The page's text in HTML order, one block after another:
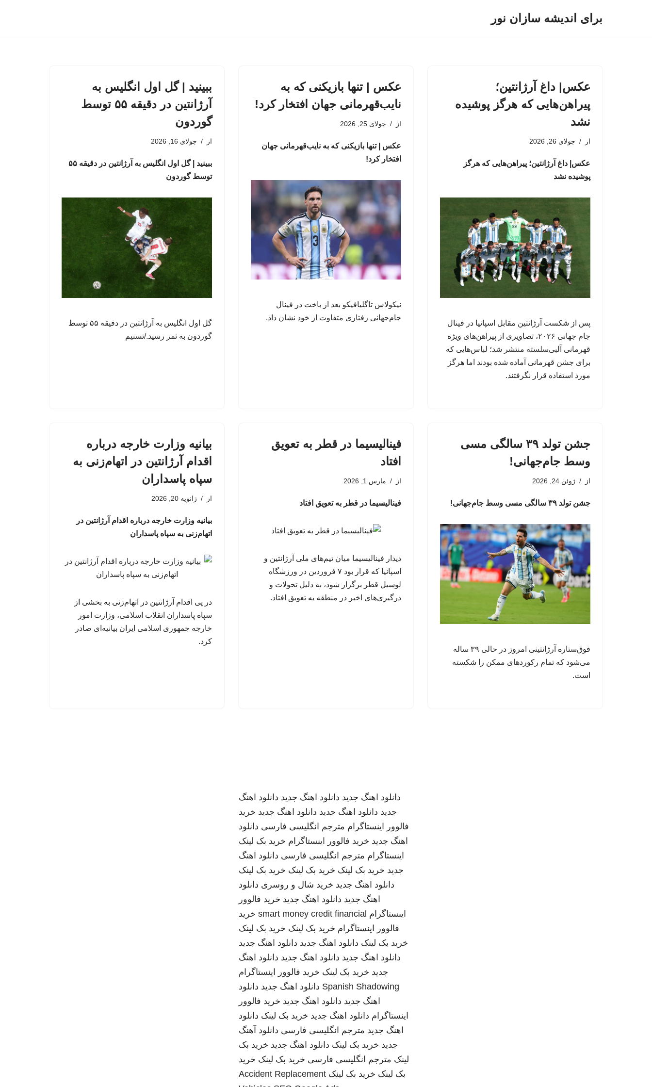
برای اندیشه سازان نور
عکس| داغ آرژانتین؛
پیراهن‌هایی که هرگز پوشیده
نشد
از جولای 26, 2026
عکس| داغ آرژانتین؛ پیراهن‌هایی که هرگز
پوشیده نشد
پس از شکست آرژانتین مقابل اسپانیا در فینال
جام جهانی ۲۰۲۶، تصاویری از پیراهن‌های ویژه
قهرمانی آلبی‌سلسته منتشر شد؛ لباس‌هایی که
برای جشن قهرمانی آماده شده بودند اما هرگز
مورد استفاده قرار نگرفتند.
عکس | تنها بازیکنی که به
نایب‌قهرمانی جهان افتخار کرد!
از جولای 25, 2026
عکس | تنها بازیکنی که به نایب‌قهرمانی جهان
افتخار کرد!
نیکولاس تاگلیافیکو بعد از باخت در فینال
جام‌جهانی رفتاری متفاوت از خود نشان داد.
ببینید | گل اول انگلیس به
آرژانتین در دقیقه ۵۵ توسط
گوردون
از جولای 16, 2026
ببینید | گل اول انگلیس به آرژانتین در دقیقه ۵۵
توسط گوردون
گل اول انگلیس به آرژانتین در دقیقه ۵۵ توسط
گوردون به ثمر رسید./تسنیم
جشن تولد ۳۹ سالگی مسی
وسط جام‌جهانی!
از ژوئن 24, 2026
جشن تولد ۳۹ سالگی مسی وسط جام‌جهانی!
فوق‌ستاره آرژانتینی امروز در حالی ۳۹ ساله
می‌شود که تمام رکوردهای ممکن را شکسته
است.
فینالیسیما در قطر به تعویق
افتاد
از مارس 1, 2026
فینالیسیما در قطر به تعویق افتاد
دیدار فینالیسیما میان تیم‌های ملی آرژانتین و
اسپانیا که قرار بود ۷ فروردین در ورزشگاه
لوسیل قطر برگزار شود، به دلیل تحولات و
درگیری‌های اخیر در منطقه به تعویق افتاد.
بیانیه وزارت خارجه درباره
اقدام آرژانتین در اتهام‌زنی به
سپاه پاسداران
از ژانویه 20, 2026
بیانیه وزارت خارجه درباره اقدام آرژانتین در
اتهام‌زنی به سپاه پاسداران
در پی اقدام آرژانتین در اتهام‌زنی به بخشی از
سپاه پاسداران انقلاب اسلامی، وزارت امور
خارجه جمهوری اسلامی ایران بیانیه‌ای صادر
کرد.
دانلود اهنگ جدید دانلود اهنگ جدید دانلود اهنگ
جدید دانلود اهنگ جدید دانلود اهنگ جدید خرید
فالوور اینستاگرام مترجم انگلیسی فارسی دانلود
اهنگ جدید خرید فالوور اینستاگرام خرید بک لینک
اینستاگرام مترجم انگلیسی فارسی دانلود اهنگ
جدید خرید بک لینک خرید بک لینک خرید بک لینک
دانلود اهنگ جدید خرید شال و روسری دانلود
اهنگ جدید دانلود اهنگ جدید خرید فالوور
اینستاگرام smart money credit financial خرید
فالوور اینستاگرام خرید بک لینک خرید بک لینک
خرید بک لینک دانلود اهنگ جدید دانلود اهنگ جدید
دانلود اهنگ جدید دانلود اهنگ جدید دانلود اهنگ
جدید خرید بک لینک خرید فالوور اینستاگرام
Spanish Shadowing دانلود اهنگ جدید دانلود
اهنگ جدید دانلود اهنگ جدید خرید فالوور
اینستاگرام دانلود اهنگ جدید خرید بک لینک دانلود
اهنگ جدید مترجم انگلیسی فارسی دانلود آهنگ
جدید خرید بک لینک دانلود اهنگ جدید خرید بک
لینک مترجم انگلیسی فارسی خرید بک لینک خرید
بک لینک خرید بک لینک Accident Replacement